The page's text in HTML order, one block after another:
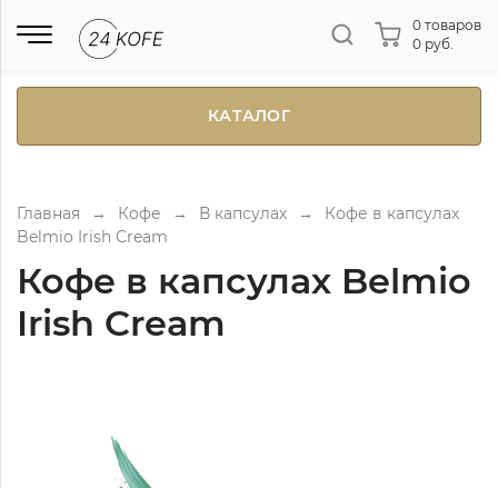
0 товаров
0 руб.
КАТАЛОГ
Главная → Кофе → В капсулах →
Кофе в капсулах
Belmio Irish Cream
Кофе в капсулах Belmio
Irish Cream